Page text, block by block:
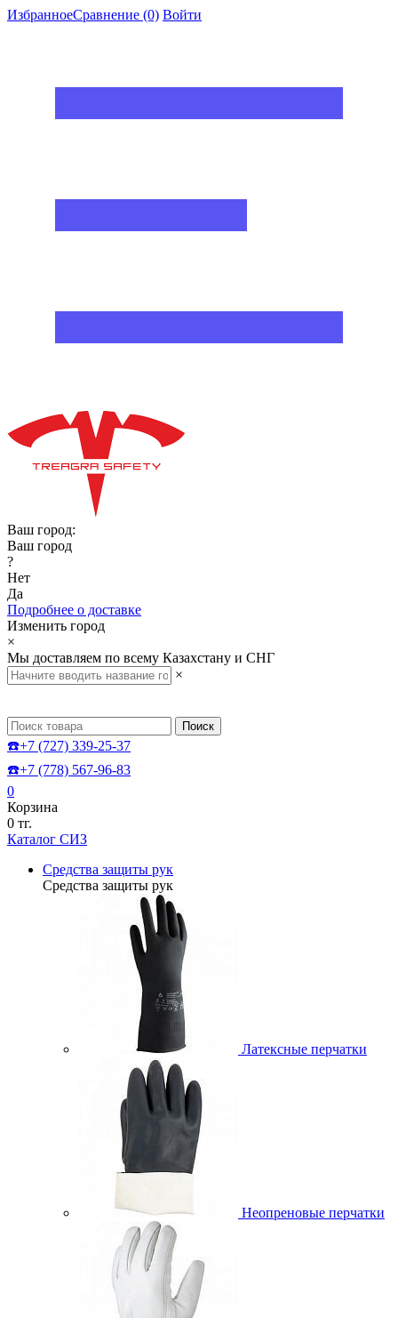
ИзбранноеСравнение (0) Войти
Ваш город:
Ваш город
?
Нет
Да
Подробнее о доставке
Изменить город
×
Мы доставляем по всему Казахстану и СНГ
×
Поиск
☎️+7 (727) 339-25-37
☎️+7 (778) 567-96-83
0
Корзина
0 тг.
Каталог СИЗ
Средства защиты рук
Средства защиты рук
Латексные перчатки
Неопреновые перчатки